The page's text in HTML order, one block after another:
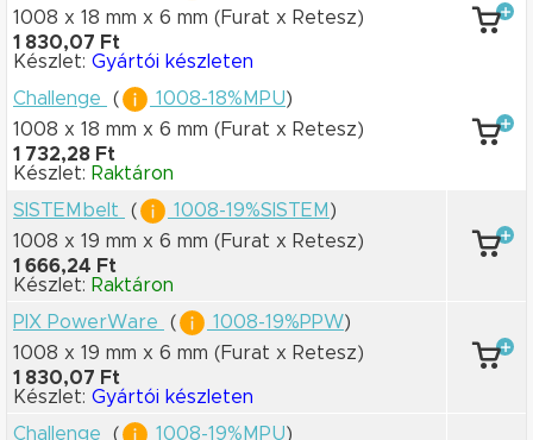
1008 x 18 mm x 6 mm (Furat x Retesz)
1 830,07 Ft
Készlet: Gyártói készleten
Challenge
( 1008-18%MPU)
1008 x 18 mm x 6 mm (Furat x Retesz)
1 732,28 Ft
Készlet: Raktáron
SISTEMbelt
( 1008-19%SISTEM )
1008 x 19 mm x 6 mm (Furat x Retesz)
1 666,24 Ft
Készlet: Raktáron
PIX PowerWare
( 1008-19%PPW)
1008 x 19 mm x 6 mm (Furat x Retesz)
1 830,07 Ft
Készlet: Gyártói készleten
Challenge
( 1008-19%MPU)